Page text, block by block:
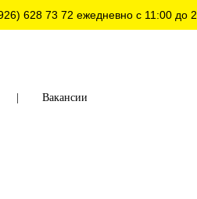
628 73 72 ежедневно с 11:00 до
| Вакансии